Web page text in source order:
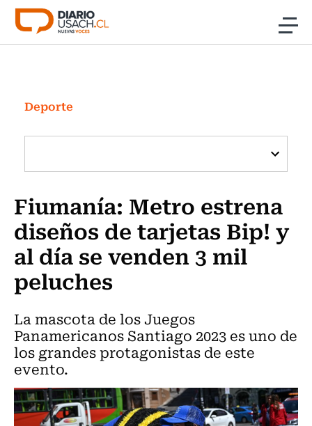
Click acá para ir directamente al contenido
Investigación
Cultura
Programas Radio y TV Usach
Deporte
Fiumanía: Metro estrena
diseños de tarjetas Bip! y
al día se venden 3 mil
peluches
La mascota de los Juegos
Panamericanos Santiago 2023 es uno de
los grandes protagonistas de este
evento.